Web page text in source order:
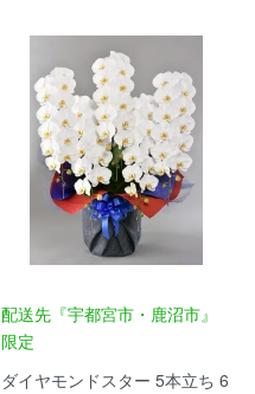
配送先『宇都宮市・鹿沼市』
限定
ダイヤモンドスター 5本立ち 6